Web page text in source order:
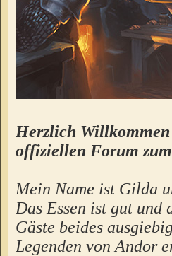
Herzlich
offiziellen Forum
Mein Name ist Gilda
Das Essen ist gut und
Gäste beides
Legenden von Andor